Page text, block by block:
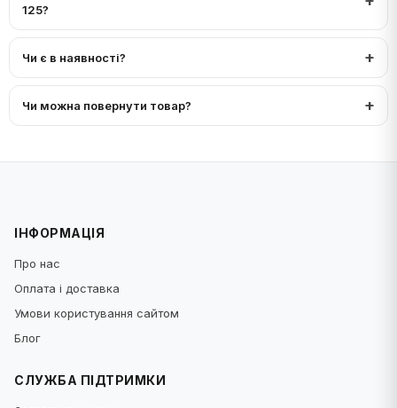
125?
Чи є в наявності?
Чи можна повернути товар?
ІНФОРМАЦІЯ
Про нас
Оплата і доставка
Умови користування сайтом
Блог
СЛУЖБА ПІДТРИМКИ